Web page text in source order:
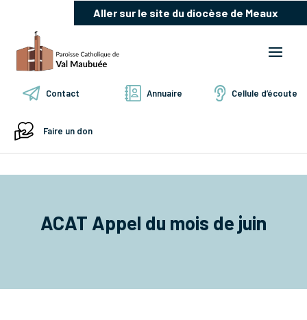
Aller sur le site du diocèse de Meaux
Contact Annuaire Cellule d’écoute
Faire un don
ACAT Appel du mois de juin